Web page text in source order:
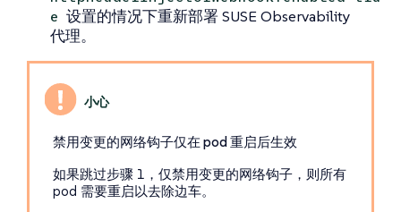
e 设置的情况下重新部署 SUSE Observability
代理。
禁用变更的网络钩子仅在 pod 重启后生效
如果跳过步骤 1，仅禁用变更的网络钩子，则所有
pod 需要重启以去除边车。